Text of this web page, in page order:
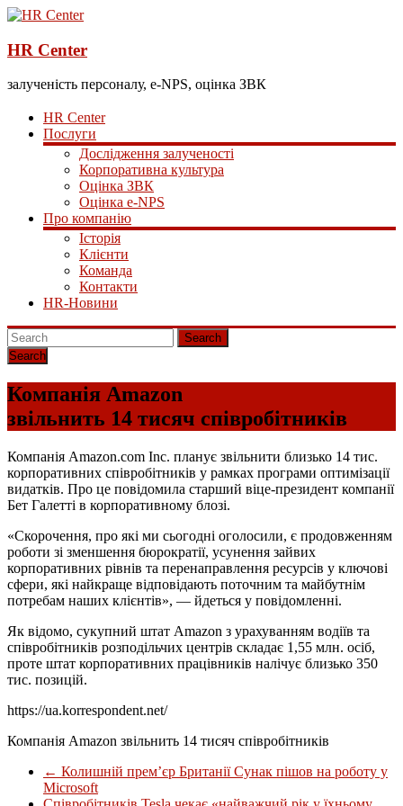
HR Center
залученість персоналу, e-NPS, оцінка ЗВК
HR Center
Послуги
Дослідження залученості
Корпоративна культура
Оцінка ЗВК
Оцінка e-NPS
Про компанію
Історія
Клієнти
Команда
Контакти
HR-Новини
Search
Компанія Amazon
звільнить 14 тисяч співробітників
Компанія Amazon.com Inc. планує звільнити близько 14 тис.
корпоративних співробітників у рамках програми оптимізації
видатків. Про це повідомила старший віце-президент компанії
Бет Галетті в корпоративному блозі.
«Скорочення, про які ми сьогодні оголосили, є продовженням
роботи зі зменшення бюрократії, усунення зайвих
корпоративних рівнів та перенаправлення ресурсів у ключові
сфери, які найкраще відповідають поточним та майбутнім
потребам наших клієнтів», — йдеться у повідомленні.
Як відомо, сукупний штат Amazon з урахуванням водіїв та
співробітників розподільчих центрів складає 1,55 млн. осіб,
проте штат корпоративних працівників налічує близько 350
тис. позицій.
https://ua.korrespondent.net/
Компанія Amazon звільнить 14 тисяч співробітників
← Колишній прем’єр Британії Сунак пішов на роботу у
Microsoft